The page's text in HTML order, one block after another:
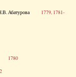
Н.В. Абатурова 1779, 1781-
1780